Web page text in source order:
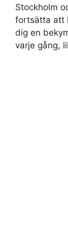
Stockholm
fortsätta att
dig en
varje gång,